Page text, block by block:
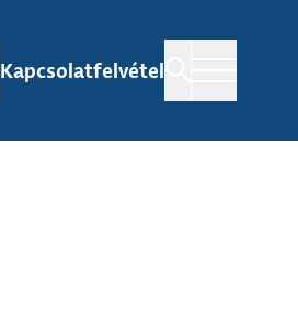
Kapcsolatfelvétel